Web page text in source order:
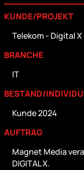
KUNDE/PROJEKT
Telekom - Digital X
BRANCHE
IT
BESTAND/
Kunde 2024
AUFTRAG
Magnet Media
DIGITAL X.